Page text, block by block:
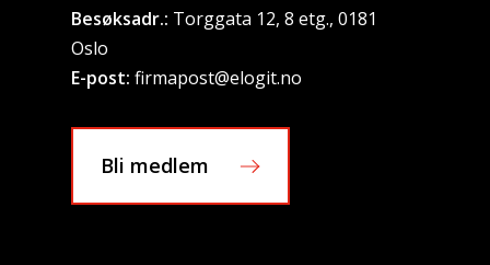
Besøksadr.: Torggata 12, 8 etg., 0181
Oslo
E-post: firmapost@elogit.no
Bli medlem